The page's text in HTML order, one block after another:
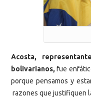
Acosta,
bolivarianos, fue
porque pensamos y
razones que justifiquen